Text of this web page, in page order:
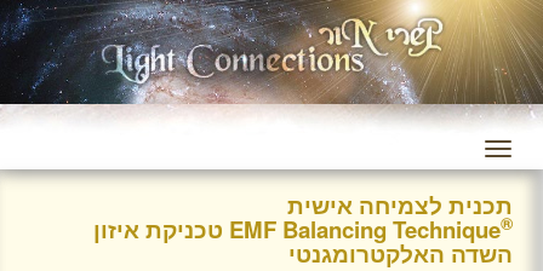
תכנית לצמיחה אישית
® EMF Balancing Technique טכניקת איזון
השדה האלקטרומגנטי